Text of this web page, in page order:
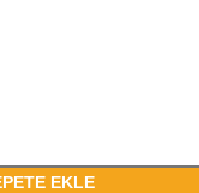
EKLE